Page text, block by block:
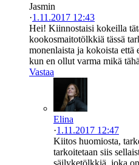
Jasmin
·1.11.2017 12:43
Hei! Kiinnostaisi kokeilla
kookosmaitotölkkiä tässä
monenlaista ja kokoista että
kun en ollut varma mikä
Vastaa
Elina
·1.11.2017 12:47
Kiitos huomiosta,
tarkoitetaan siis
säilyketölkkiä, joka